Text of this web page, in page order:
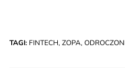
TAGI: FINTECH, ZOPA,